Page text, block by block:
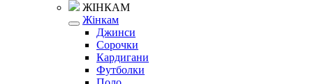
ЖІНКАМ
Жінкам
Джинси
Сорочки
Кардигани
Футболки